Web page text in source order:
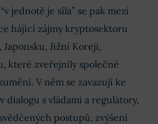
jednotě je síla” se pak mezi
hájící zájmy kryptosektoru
Jižní Koreji,
které zveřejnily společné
V něm se zavazují ke
dialogu s vládami a regulátory,
postupů, zvýšení